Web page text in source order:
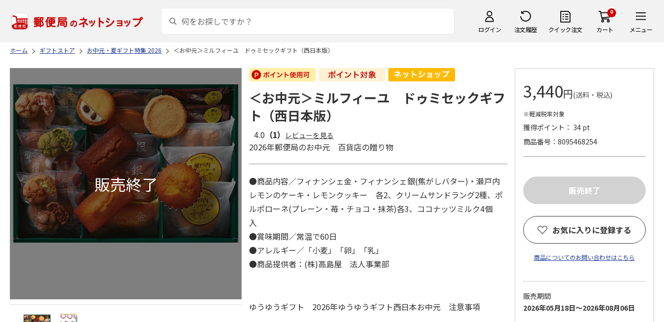
ログイン 注文履歴 クイック注文
0
カート メニュー
ホーム ギフトストア お中元・夏ギフト特集 2026 ＜お中元＞ミルフィーユ ドゥミセックギフト（西日本版）
＜お中元＞ミルフィーユ ドゥミセックギフ
ト（西日本版）
4.0 （1） レビューを見る
2026年郵便局のお中元 百貨店の贈り物
●商品内容／フィナンシェ金・フィナンシェ銀(焦がしバター)・瀬戸内
レモンのケーキ・レモンクッキー 各2、クリームサンドラング2種、ポ
ルポローネ(プレーン・苺・チョコ・抹茶)各3、ココナッツミルク4個
入
●賞味期間／常温で60日
●アレルギー／「小麦」「卵」「乳」
●商品提供者：(株)高島屋 法人事業部
ゆうゆうギフト 2026年ゆうゆうギフト西日本お中元 注意事項
3,440円(送料・税込)
※軽減税率対象
獲得ポイント： 34 pt
商品番号
8095468254
お気に入りに登録する
商品についてのお問い合わせはこちら
販売期間
2026年05月18日～2026年08月06日